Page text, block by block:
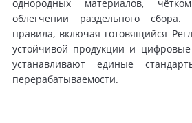
однородных материалов,
облегчении раздельного
правила, включая готовящийся
устойчивой продукции и цифровые
устанавливают единые
перерабатываемости.